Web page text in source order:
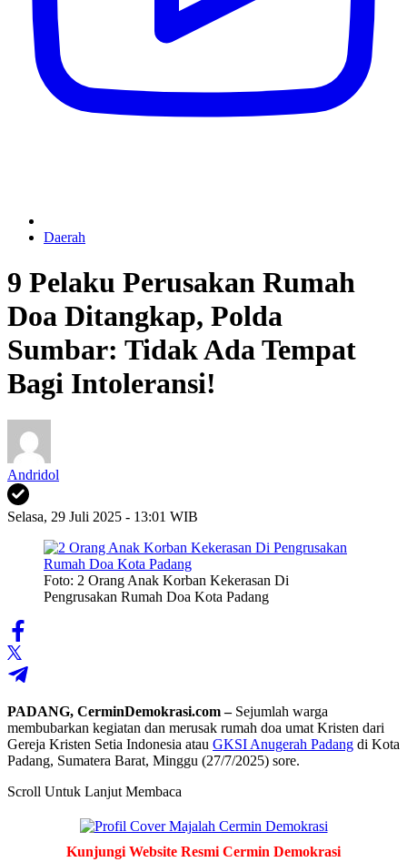
Daerah
9 Pelaku Perusakan Rumah
Doa Ditangkap, Polda
Sumbar: Tidak Ada Tempat
Bagi Intoleransi!
Andridol
Selasa, 29 Juli 2025 - 13:01 WIB
Foto: 2 Orang Anak Korban Kekerasan Di
Pengrusakan Rumah Doa Kota Padang
PADANG, CerminDemokrasi.com –Sejumlah warga
membubarkan kegiatan dan merusak rumah doa umat Kristen dari
Gereja Kristen Setia Indonesia atau GKSI Anugerah Padang di Kota
Padang, Sumatera Barat, Minggu (27/7/2025) sore.
Scroll Untuk Lanjut Membaca
Kunjungi Website Resmi Cermin Demokrasi